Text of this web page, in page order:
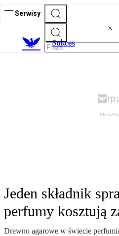
Serwisy
Sukces
Jeden składnik
perfumy kosztują
Drewno agarowe w świecie